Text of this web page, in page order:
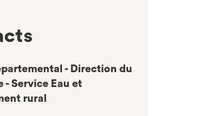
- Direction du
- Service Eau et
rural